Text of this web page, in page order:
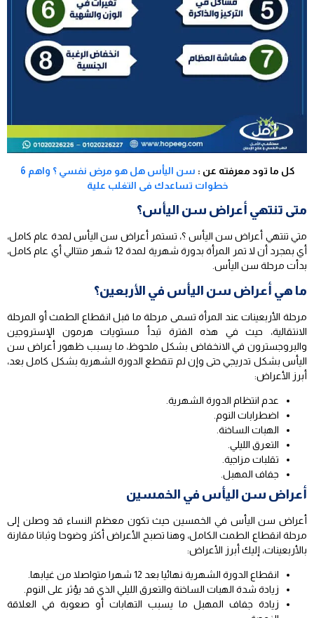
كل ما تود معرفته عن :
سن اليأس هل هو مرض نفسي ؟ واهم 6
خطوات تساعدك فى التغلب علية
متى تنتهي أعراض سن اليأس؟
متي تنتهي أعراض سن اليأس ؟، تستمر أعراض سن اليأس لمدة عام كامل،
أي بمجرد أن لا تمر المرأة بدورة شهرية لمدة 12 شهر متتالي أي عام كامل،
بدأت مرحلة سن اليأس.
ما هي أعراض سن اليأس في الأربعين؟
مرحلة الأربعينات عند المرأة تسمى مرحلة ما قبل انقطاع الطمث أو المرحلة
الانتقالية، حيث في هذه الفترة تبدأ مستويات هرمون الإستروجين
والبروجسترون في الانخفاض بشكل ملحوظ، ما يسبب ظهور أعراض سن
اليأس بشكل تدريجي حتى وإن لم تنقطع الدورة الشهرية بشكل كامل بعد،
أبرز الأعراض:
عدم انتظام الدورة الشهرية.
اضطرابات النوم.
الهبات الساخنة.
التعرق الليلي.
تقلبات مزاجية.
جفاف المهبل.
أعراض سن اليأس في الخمسين
أعراض سن اليأس في الخمسين حيث تكون معظم النساء قد وصلن إلى
مرحلة انقطاع الطمث الكامل، وهنا تصبح الأعراض أكثر وضوحا وثباتا مقارنة
بالأربعينات، إليك أبرز الأعراض:
انقطاع الدورة الشهرية نهائيا بعد 12 شهرا متواصلا من غيابها.
زيادة شدة الهبات الساخنة والتعرق الليلي الذي قد يؤثر على النوم.
زيادة جفاف المهبل ما يسبب التهابات أو صعوبة في العلاقة